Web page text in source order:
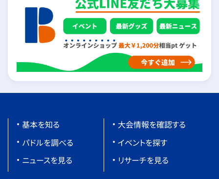
基本を知る
パドルを調べる
ニュースを見る
大会情報を確認する
イベントを探す
リサーチを見る